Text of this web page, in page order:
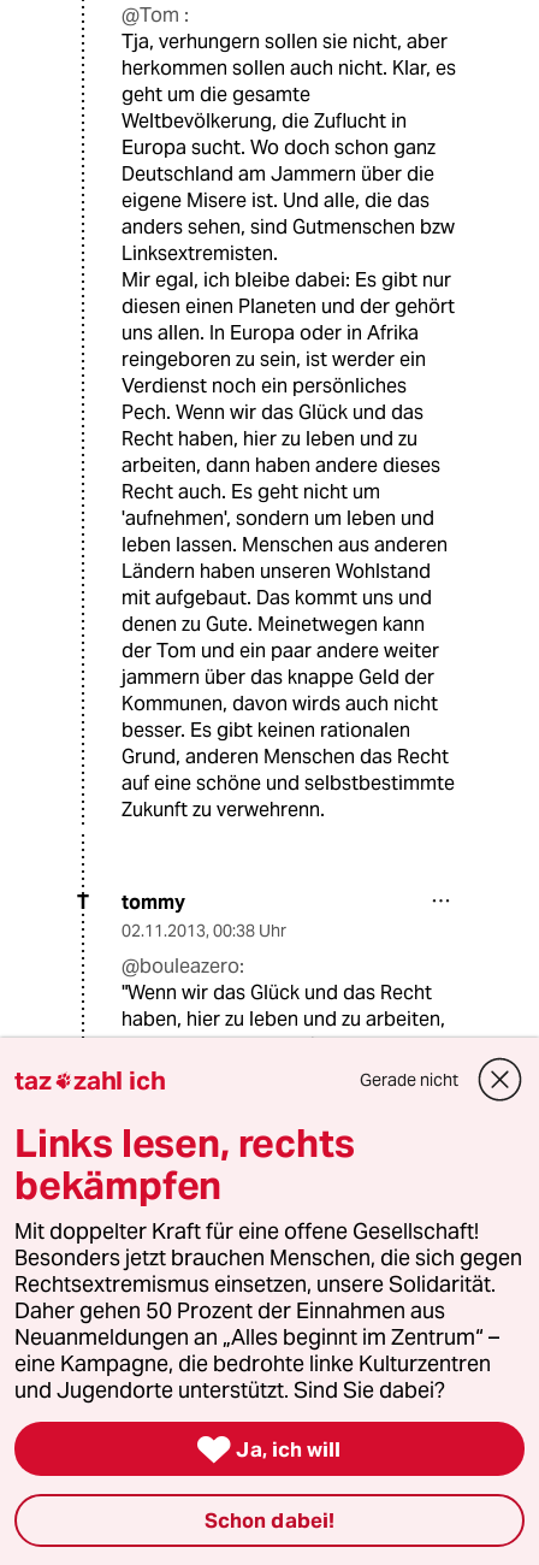
@Tom :
Tja, verhungern sollen sie nicht, aber
herkommen sollen auch nicht. Klar, es
geht um die gesamte
Weltbevölkerung, die Zuflucht in
Europa sucht. Wo doch schon ganz
Deutschland am Jammern über die
eigene Misere ist. Und alle, die das
anders sehen, sind Gutmenschen bzw
Linksextremisten.
Mir egal, ich bleibe dabei: Es gibt nur
diesen einen Planeten und der gehört
uns allen. In Europa oder in Afrika
reingeboren zu sein, ist werder ein
Verdienst noch ein persönliches
Pech. Wenn wir das Glück und das
Recht haben, hier zu leben und zu
arbeiten, dann haben andere dieses
Recht auch. Es geht nicht um
'aufnehmen', sondern um leben und
leben lassen. Menschen aus anderen
Ländern haben unseren Wohlstand
mit aufgebaut. Das kommt uns und
denen zu Gute. Meinetwegen kann
der Tom und ein paar andere weiter
jammern über das knappe Geld der
Kommunen, davon wirds auch nicht
besser. Es gibt keinen rationalen
Grund, anderen Menschen das Recht
auf eine schöne und selbstbestimmte
Zukunft zu verwehrenn.
T tommy
02.11.2013, 00:38 Uhr
@bouleazero:
"Wenn wir das Glück und das Recht
haben, hier zu leben und zu arbeiten,
dann haben andere dieses Recht
auch."
Haben wir Deutsche dann auch das
Recht, in alle Ländern der Erde, wo
wir gern leben möchten, hinzuziehen
und Staatsbürger zu werden? Z.B.
nach Saudi-Arabien? Oder neulich
habe ich gelesen, dass in Liberia
nach Verfassung nur Schwarze
Staatsbürger werden können.
Also solange Sie nur einseitig
Forderungen aufstellen, ist das doch
unfair. Wenn schon globale
Freizügigkeit, müssen Sie sich auch
für die Öffnung nicht-westlicher
Länder einsetzen.
taz zahl ich Gerade nicht
Links lesen, rechts
bekämpfen
Mit doppelter Kraft für eine offene Gesellschaft!
Besonders jetzt brauchen Menschen, die sich gegen
Rechtsextremismus einsetzen, unsere Solidarität.
Daher gehen 50 Prozent der Einnahmen aus
Neuanmeldungen an „Alles beginnt im Zentrum“ –
eine Kampagne, die bedrohte linke Kulturzentren
und Jugendorte unterstützt. Sind Sie dabei?
 Ja, ich will
Schon dabei!